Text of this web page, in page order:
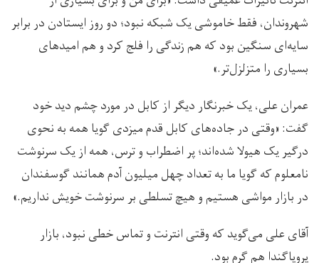
شهروندان، فقط خاموشی یک شبکه نبود؛ دو روز ایستادن در برابر
سایه‌ای سنگین بود که هم زندگی را فلج کرد و هم امیدهای
بسیاری را متزلزل‌تر.»
عمران علی، یک خبرنگار دیگر از کابل در مورد چشم دید خود
گفت: «وقتی در جاده‌های کابل قدم میزدی گویا همه به نحوی
درگیر یک هیولا شده‌اند؛ پر اضطراب و ترس، همه از یک سرنوشت
نامعلوم که گویا ما به تعداد چهل میلیون آدم همانند گوسفندان
در بازار مواشی هستیم و هیچ تسلطی بر سرنوشت خویش نداریم.»
آقای علی می‌گوید که وقتی انترنت و تماس خطی نبود، بازار
پروپاگندا هم گرم بود.